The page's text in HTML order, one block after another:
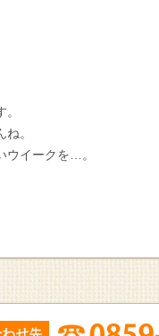
。
ウイークを…。